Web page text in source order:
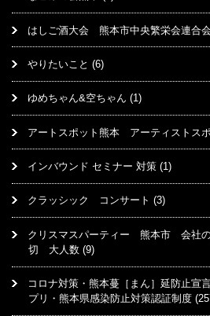
はしご酒大会 熊本市中央繁栄会連合
やりたいこと (6)
ゆめちゃん&空ちゃん (1)
アートスポット熊本 アーティストス
インバウンド セミナー 対策 (1)
クラッシック コンサート (3)
クリスマスパーティー 熊本市 会社
切 大人数 (9)
コロナ対策・熊本蔓［まん］延防止宣
プリ・熊本県感染防止対策認証制度